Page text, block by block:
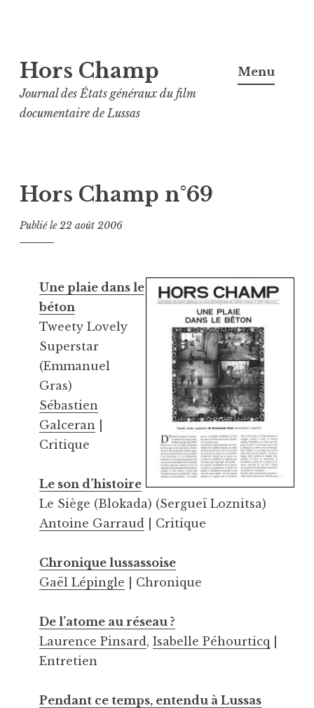
au
contenu
principal
Hors Champ
Journal des États généraux du film
documentaire de Lussas
Menu
Hors Champ n°69
Publié le22 août 2006
Une plaie dans le
béton
Tweety Lovely
Superstar
(Emmanuel
Gras)
Sébastien
Galceran
Critique
Le son d’histoire
Le Siège (Blokada) (Sergueï Loznitsa)
Antoine Garraud
| Critique
Chronique lussassoise
Gaël Lépingle | Chronique
De l’atome au réseau ?
Laurence Pinsard , Isabelle Péhourticq
Entretien
Pendant ce temps, entendu à Lussas